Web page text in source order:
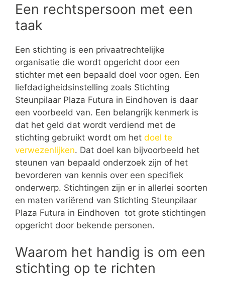
Een rechtspersoon met een
taak
Een stichting is een privaatrechtelijke
organisatie die wordt opgericht door een
stichter met een bepaald doel voor ogen. Een
liefdadigheidsinstelling zoals Stichting
Steunpilaar Plaza Futura in Eindhoven is daar
een voorbeeld van. Een belangrijk kenmerk is
dat het geld dat wordt verdiend met de
stichting gebruikt wordt om het doel te
verwezenlijken. Dat doel kan bijvoorbeeld het
steunen van bepaald onderzoek zijn of het
bevorderen van kennis over een specifiek
onderwerp. Stichtingen zijn er in allerlei soorten
en maten variërend van Stichting Steunpilaar
Plaza Futura in Eindhoven tot grote stichtingen
opgericht door bekende personen.
Waarom het handig is om een
stichting op te richten